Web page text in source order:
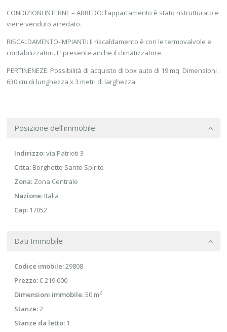
CONDIZIONI INTERNE – ARREDO: l’appartamento è stato ristrutturato e
viene venduto arredato.
RISCALDAMENTO-IMPIANTI: Il riscaldamento è con le termovalvole e
contabilizzatori. E’ presente anche il climatizzatore.
PERTINENEZE: Possibilità di acquisto di box auto di 19 mq. Dimensioni :
630 cm di lunghezza x 3 metri di larghezza.
Posizione dell'immobile
Indirizzo:via Patrioti 3
Citta: Borghetto Santo Spirito
Zona: Zona Centrale
Nazione: Italia
Cap: 17052
Dati Immobile
Codice imobile:29808
Prezzo:€ 219.000
Dimensioni immobile:50 m2
Stanze:2
Stanze da letto: 1